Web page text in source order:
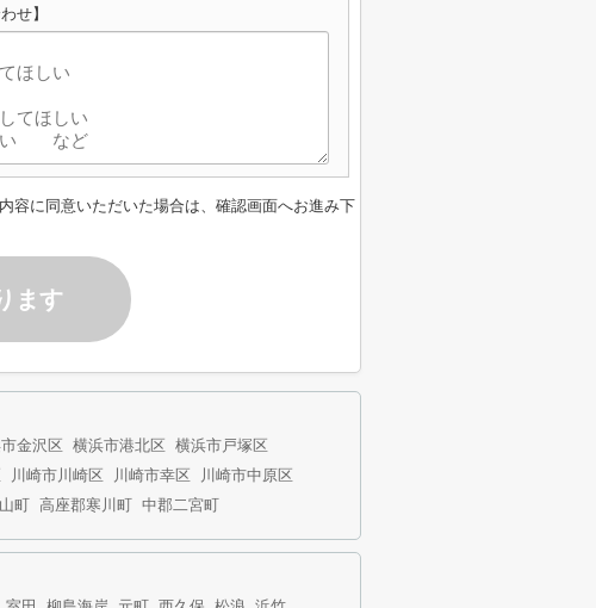
せ】
容に同意いただいた場合は、確認画面へお進み下
ます
金沢区 横浜市港北区
横浜市戸塚区
川崎市川崎区 川崎市幸区
川崎市中原区
町 高座郡寒川町 中郡二宮町